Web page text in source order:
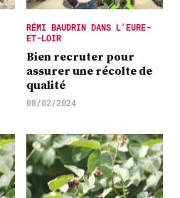
RÉMI BAUDRIN DANS L'EURE-
ET-LOIR
Bien recruter pour
assurer une récolte de
qualité
08/02/2024